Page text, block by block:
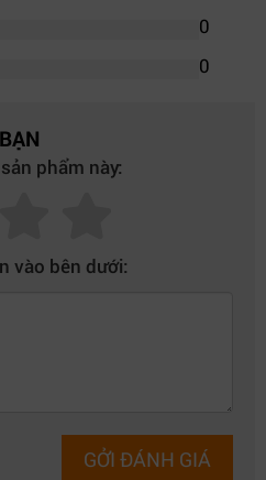
0
0
phẩm này:
vào bên dưới:
GỞI ĐÁNH GIÁ